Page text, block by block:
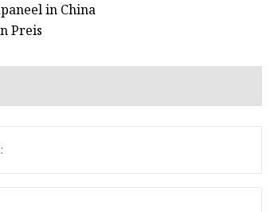
in China
Preis